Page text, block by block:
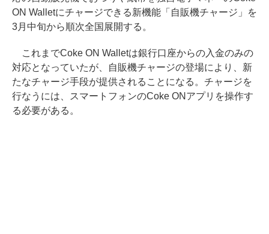
ON Walletにチャージできる新機能「自販機チャージ」を
3月中旬から順次全国展開する。
これまでCoke ON Walletは銀行口座からの入金のみの
対応となっていたが、自販機チャージの登場により、新
たなチャージ手段が提供されることになる。チャージを
行なうには、スマートフォンのCoke ONアプリを操作す
る必要がある。